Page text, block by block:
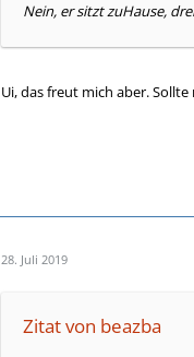
Nein, er sitzt zuHause,
Ui, das freut mich aber.
28. Juli 2019
Zitat von beazba